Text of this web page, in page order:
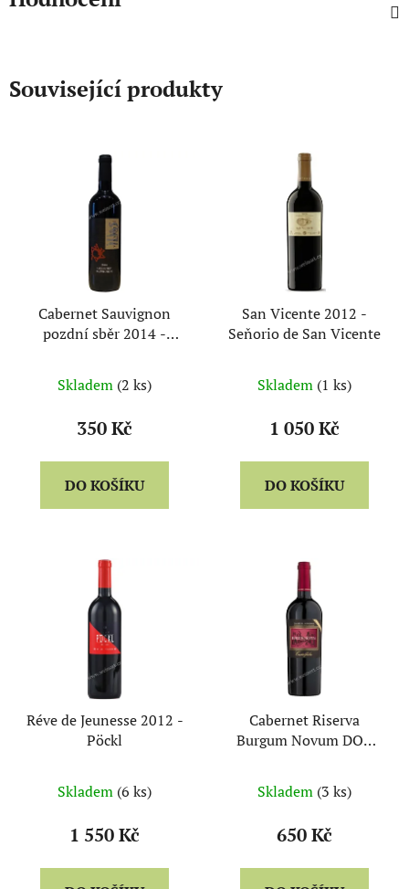
Související produkty
Cabernet Sauvignon
pozdní sběr 2014 -
Skladem (2 ks)
350 Kč
DO KOŠÍKU
San Vicente 2012 -
Seňorio de San Vicente
Skladem (1 ks)
1 050 Kč
DO KOŠÍKU
Réve de Jeunesse 2012 -
Pöckl
Skladem (6 ks)
1 550 Kč
Cabernet Riserva
Burgum Novum DOC
Skladem (3 ks)
650 Kč